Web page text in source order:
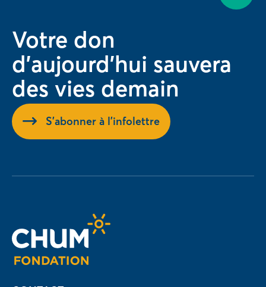
articles
Votre don
d'aujourd'hui sauvera
des vies demain
S'abonner à l'infolettre